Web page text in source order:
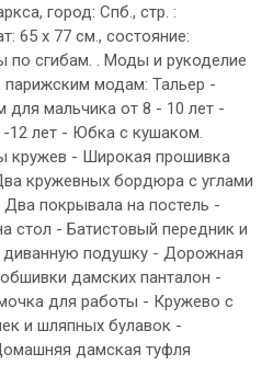
город: Спб., стр. :
65 х 77 см., состояние:
сгибам. . Моды и рукоделие
парижским модам: Тальер -
мальчика от 8 - 10 лет -
12 лет - Юбка с кушаком.
кружев - Широкая прошивка
кружевных бордюра с углами
покрывала на постель -
стол - Батистовый передник и
диванную подушку - Дорожная
дамских панталон -
для работы - Кружево с
и шляпных булавок -
дамская туфля